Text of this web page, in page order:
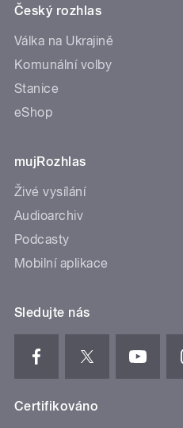
Český rozhlas
Válka na Ukrajině
Komunální volby
Stanice
eShop
mujRozhlas
Živé vysílání
Audioarchiv
Podcasty
Mobilní aplikace
Sledujte nás
Certifikováno